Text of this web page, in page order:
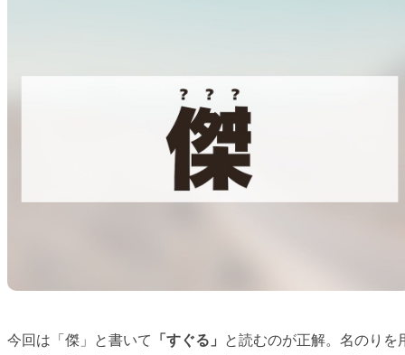
今回は「傑」と書いて 「すぐる」
と読むのが正解。名のりを